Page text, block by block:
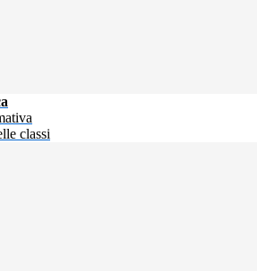
classi